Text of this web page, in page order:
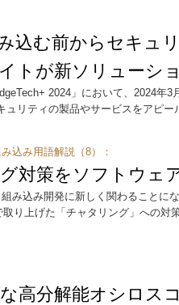
込む前からセキュ
トが新ソリューシ
2024」において、2024年3
ュリティの製品やサービスをアピー
込み用語解説（8）：
対策をソフトウェ
み込み開発に新しく関わることに
り上げた「チャタリング」への対
高分解能オシロス